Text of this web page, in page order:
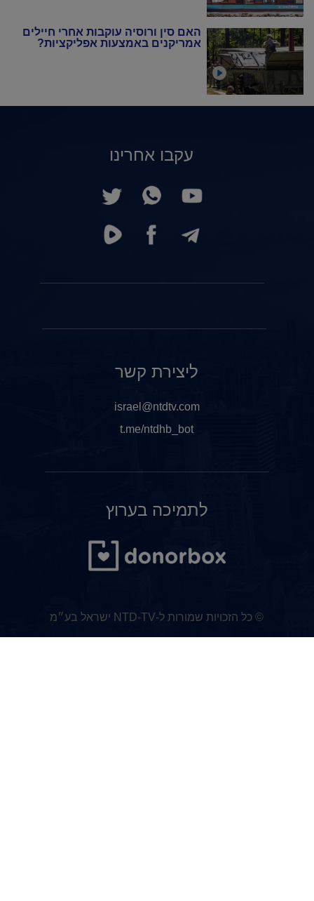
האם סין ורוסיה עוקבות אחרי חיילים
אמריקנים באמצעות אפליקציות?
עקבו אחרינו
לתמיכה בערוץ
ליצירת קשר
israel@ntdtv.com
t.me/ntdhb_bot
© כל הזכויות שמורות ל-NTD-TV ישראל בע״מ